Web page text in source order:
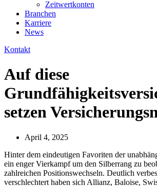
Zeitwertkonten
Branchen
Karriere
News
Kontakt
Auf diese
setzen
April 4, 2025
Hinter dem eindeutigen Favoriten der
ein enger Vierkampf um den Silberrang zu
zahlreichen Positionswechseln. Deutlich
verschlechtert haben sich Allianz, Baloise,